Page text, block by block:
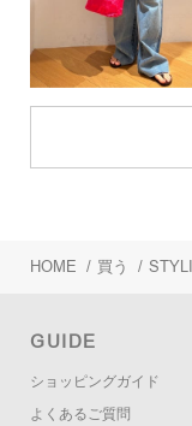
HOME / 買う /
GUIDE
ショッピングガイド
よくあるご質問